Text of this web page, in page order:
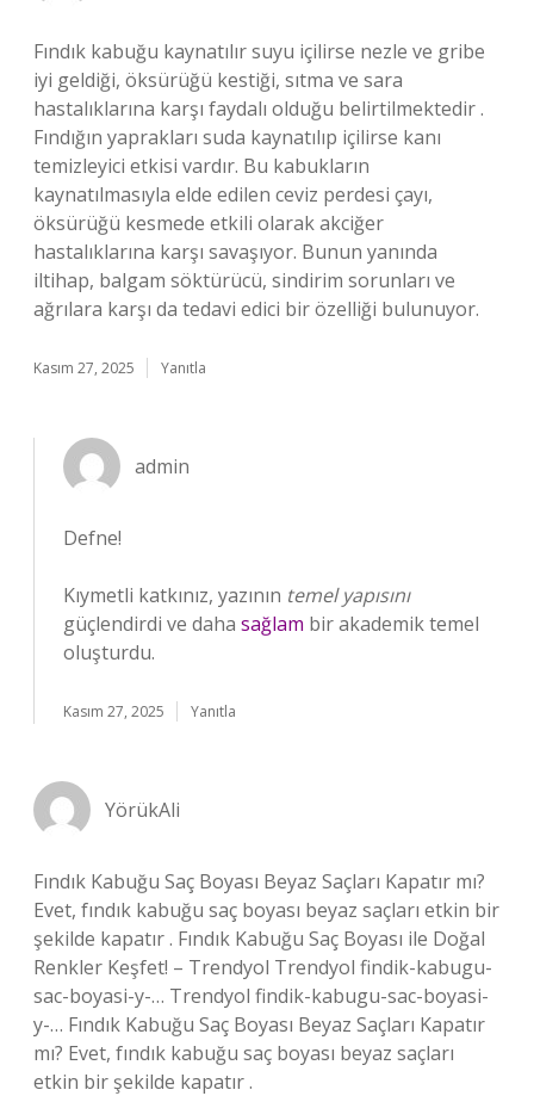
Fındık kabuğu kaynatılır suyu içilirse nezle ve gribe
iyi geldiği, öksürüğü kestiği, sıtma ve sara
hastalıklarına karşı faydalı olduğu belirtilmektedir .
Fındığın yaprakları suda kaynatılıp içilirse kanı
temizleyici etkisi vardır. Bu kabukların
kaynatılmasıyla elde edilen ceviz perdesi çayı,
öksürüğü kesmede etkili olarak akciğer
hastalıklarına karşı savaşıyor. Bunun yanında
iltihap, balgam söktürücü, sindirim sorunları ve
ağrılara karşı da tedavi edici bir özelliği bulunuyor.
Kasım 27, 2025 Yanıtla
admin
Defne!
Kıymetli katkınız, yazının temel yapısını
güçlendirdi ve daha sağlam bir akademik temel
oluşturdu.
Kasım 27, 2025 Yanıtla
YörükAli
Fındık Kabuğu Saç Boyası Beyaz Saçları Kapatır mı?
Evet, fındık kabuğu saç boyası beyaz saçları etkin bir
şekilde kapatır . Fındık Kabuğu Saç Boyası ile Doğal
Renkler Keşfet! – Trendyol Trendyol findik-kabugu-
sac-boyasi-y-… Trendyol findik-kabugu-sac-boyasi-
y-… Fındık Kabuğu Saç Boyası Beyaz Saçları Kapatır
mı? Evet, fındık kabuğu saç boyası beyaz saçları
etkin bir şekilde kapatır .